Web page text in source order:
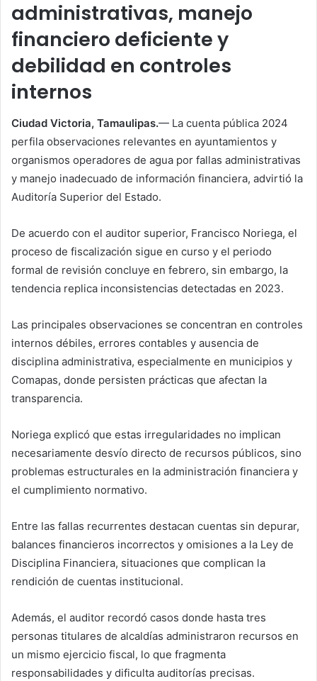
administrativas, manejo
financiero deficiente y
debilidad en controles
internos
Ciudad Victoria, Tamaulipas.— La cuenta pública 2024
perfila observaciones relevantes en ayuntamientos y
organismos operadores de agua por fallas administrativas
y manejo inadecuado de información financiera, advirtió la
Auditoría Superior del Estado.
De acuerdo con el auditor superior, Francisco Noriega, el
proceso de fiscalización sigue en curso y el periodo
formal de revisión concluye en febrero, sin embargo, la
tendencia replica inconsistencias detectadas en 2023.
Las principales observaciones se concentran en controles
internos débiles, errores contables y ausencia de
disciplina administrativa, especialmente en municipios y
Comapas, donde persisten prácticas que afectan la
transparencia.
Noriega explicó que estas irregularidades no implican
necesariamente desvío directo de recursos públicos, sino
problemas estructurales en la administración financiera y
el cumplimiento normativo.
Entre las fallas recurrentes destacan cuentas sin depurar,
balances financieros incorrectos y omisiones a la Ley de
Disciplina Financiera, situaciones que complican la
rendición de cuentas institucional.
Además, el auditor recordó casos donde hasta tres
personas titulares de alcaldías administraron recursos en
un mismo ejercicio fiscal, lo que fragmenta
responsabilidades y dificulta auditorías precisas.